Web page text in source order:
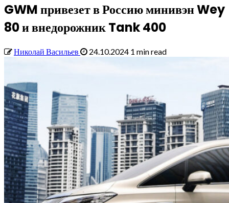
GWM привезет в Россию минивэн Wey
80 и внедорожник Tank 400
Николай Васильев 24.10.2024 1 min read